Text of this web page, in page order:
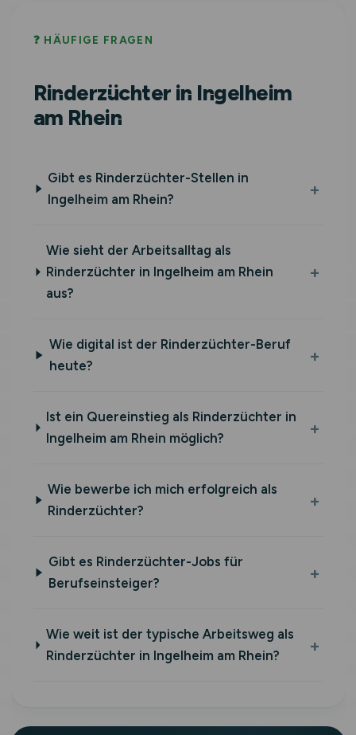
❓ HÄUFIGE FRAGEN
Rinderzüchter in Ingelheim
am Rhein
Gibt es Rinderzüchter-Stellen in
Ingelheim am Rhein?
Wie sieht der Arbeitsalltag als
Rinderzüchter in Ingelheim am Rhein
aus?
Wie digital ist der Rinderzüchter-Beruf
heute?
Ist ein Quereinstieg als Rinderzüchter in
Ingelheim am Rhein möglich?
Wie bewerbe ich mich erfolgreich als
Rinderzüchter?
Gibt es Rinderzüchter-Jobs für
Berufseinsteiger?
Wie weit ist der typische Arbeitsweg als
Rinderzüchter in Ingelheim am Rhein?